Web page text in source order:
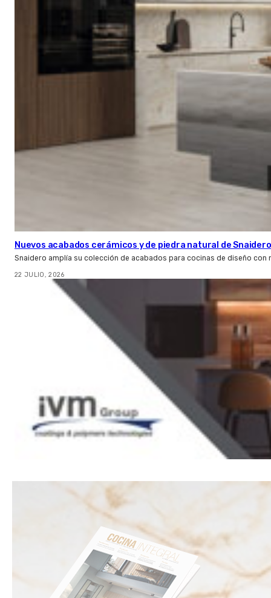
Nuevos acabados cerámicos y de piedra natural de Snaidero
Snaidero amplía su colección de acabados para cocinas de diseño
22 JULIO, 2026